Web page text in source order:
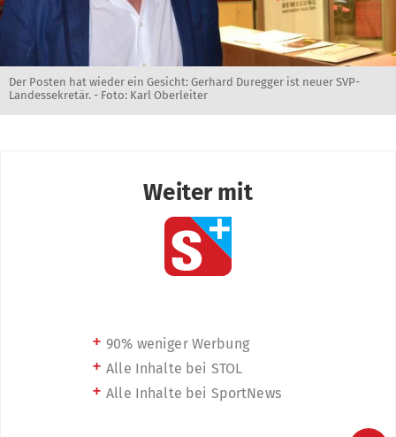
Der Posten hat wieder ein Gesicht: Gerhard Duregger ist neuer SVP-
Landessekretär. - Foto: Karl Oberleiter